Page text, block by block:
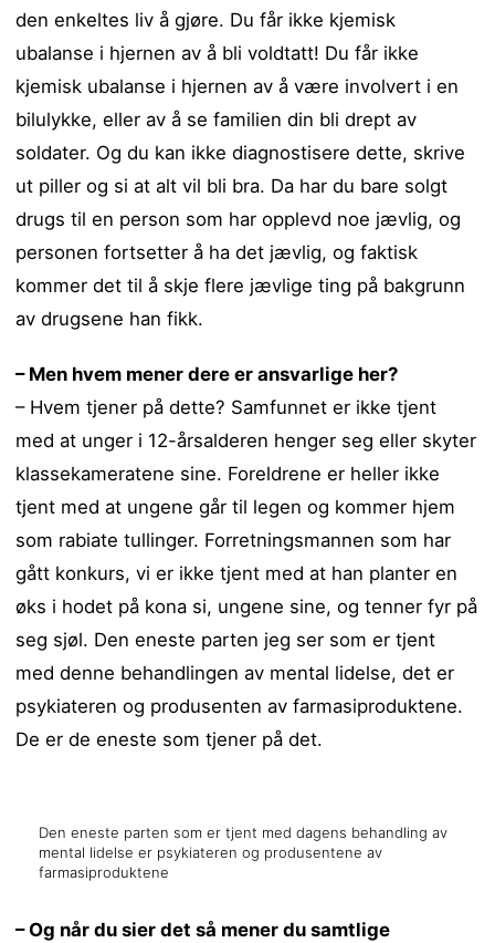
den enkeltes liv å gjøre. Du får ikke kjemisk
ubalanse i hjernen av å bli voldtatt! Du får ikke
kjemisk ubalanse i hjernen av å være involvert i en
bilulykke, eller av å se familien din bli drept av
soldater. Og du kan ikke diagnostisere dette, skrive
ut piller og si at alt vil bli bra. Da har du bare solgt
drugs til en person som har opplevd noe jævlig, og
personen fortsetter å ha det jævlig, og faktisk
kommer det til å skje flere jævlige ting på bakgrunn
av drugsene han fikk.
– Men hvem mener dere er ansvarlige her?
– Hvem tjener på dette? Samfunnet er ikke tjent
med at unger i 12-årsalderen henger seg eller skyter
klassekameratene sine. Foreldrene er heller ikke
tjent med at ungene går til legen og kommer hjem
som rabiate tullinger. Forretningsmannen som har
gått konkurs, vi er ikke tjent med at han planter en
øks i hodet på kona si, ungene sine, og tenner fyr på
seg sjøl. Den eneste parten jeg ser som er tjent
med denne behandlingen av mental lidelse, det er
psykiateren og produsenten av farmasiproduktene.
De er de eneste som tjener på det.
Den eneste parten som er tjent med dagens behandling av
mental lidelse er psykiateren og produsentene av
farmasiproduktene
– Og når du sier det så mener du samtlige